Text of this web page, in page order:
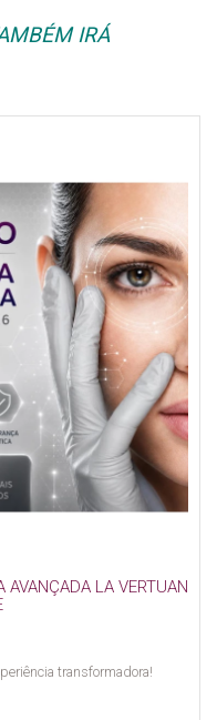
IRÁ
AVANÇADA LA VERTUAN
transformadora!